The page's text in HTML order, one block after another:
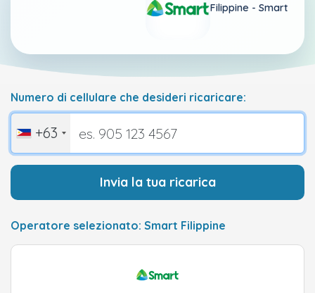
Filippine - Smart
Numero di cellulare che desideri ricaricare:
+63
Invia la tua ricarica
Operatore selezionato: Smart Filippine